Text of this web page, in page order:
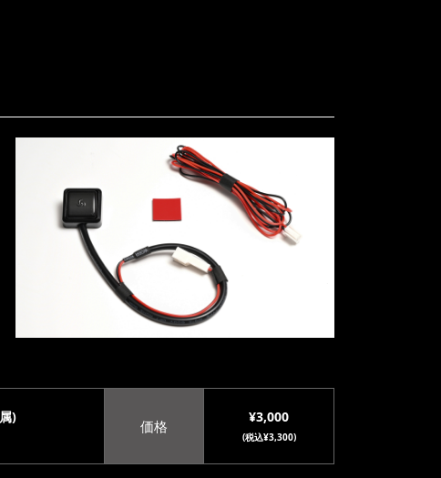
)
価格
¥3,000
(税込¥3,300)